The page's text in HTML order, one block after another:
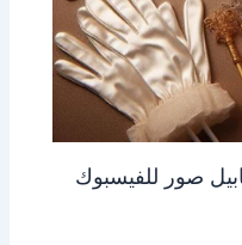
صور للفيسبوك